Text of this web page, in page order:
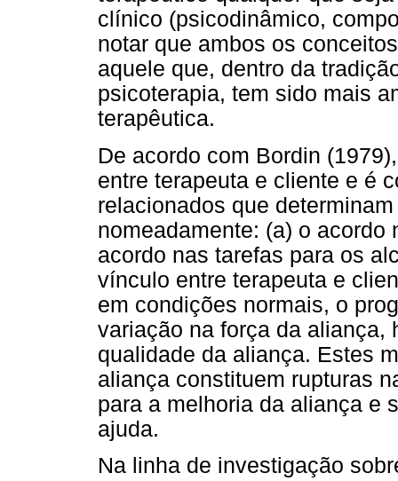
clínico (psicodinâmico,
notar que ambos os
aquele que, dentro da
psicoterapia, tem sido mais
terapêutica.
De acordo com Bordin
entre terapeuta e cliente e é
relacionados que
nomeadamente: (a) o
acordo nas tarefas para os
vínculo entre terapeuta e
em condições normais, o
variação na força da aliança,
qualidade da aliança. Estes
aliança constituem rupturas
para a melhoria da aliança e
ajuda.
Na linha de investigação